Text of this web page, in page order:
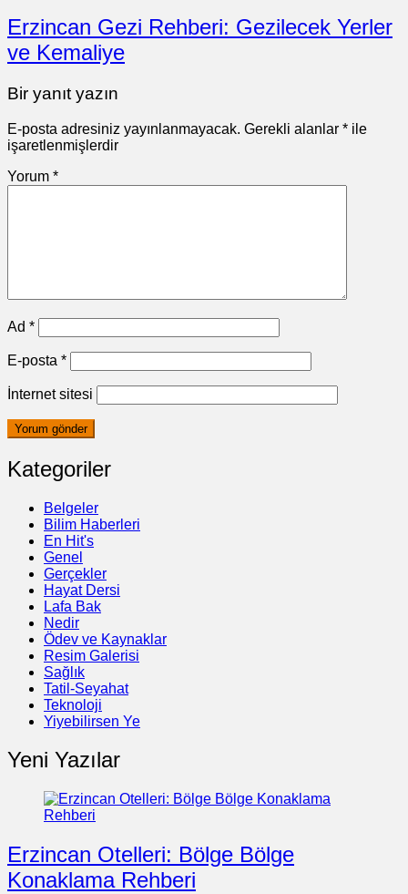
Erzincan Gezi Rehberi: Gezilecek Yerler
ve Kemaliye
Bir yanıt yazın
E-posta adresiniz yayınlanmayacak. Gerekli alanlar * ile
işaretlenmişlerdir
Yorum *
Ad *
E-posta *
İnternet sitesi
Kategoriler
Belgeler
Bilim Haberleri
En Hit's
Genel
Gerçekler
Hayat Dersi
Lafa Bak
Nedir
Ödev ve Kaynaklar
Resim Galerisi
Sağlık
Tatil-Seyahat
Teknoloji
Yiyebilirsen Ye
Yeni Yazılar
Erzincan Otelleri: Bölge Bölge
Konaklama Rehberi